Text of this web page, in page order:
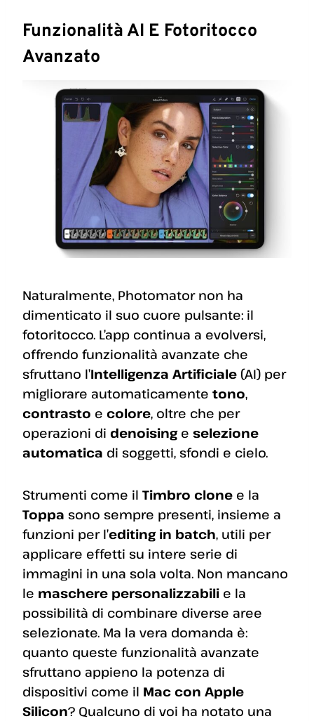
Funzionalità AI E Fotoritocco
Avanzato
Naturalmente, Photomator non ha
dimenticato il suo cuore pulsante: il
fotoritocco. L’app continua a evolversi,
offrendo funzionalità avanzate che
sfruttano l’Intelligenza Artificiale (AI) per
migliorare automaticamente tono,
contrasto e colore, oltre che per
operazioni di denoisinge selezione
automatica di soggetti, sfondi e cielo.
Strumenti come il Timbro clone e la
Toppa sono sempre presenti, insieme a
funzioni per l’editing in batch, utili per
applicare effetti su intere serie di
immagini in una sola volta. Non mancano
le maschere personalizzabili e la
possibilità di combinare diverse aree
selezionate. Ma la vera domanda è:
quanto queste funzionalità avanzate
sfruttano appieno la potenza di
dispositivi come il Mac con Apple
Silicon? Qualcuno di voi ha notato una